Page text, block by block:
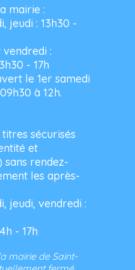
mairie :
jeudi : 13h30 -
:
- 17h
le 1er samedi
à 12h.
titres sécurisés
et
sans rendez-
les après-
jeudi, vendredi :
- 17h
mairie de Saint-